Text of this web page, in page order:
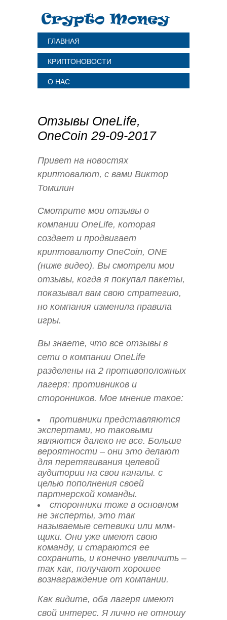
ГЛАВНАЯ
КРИПТОНОВОСТИ
О НАС
Отзывы OneLife,
OneCoin 29-09-2017
Привет на новостях
криптовалют, с вами Виктор
Томилин
Смотрите мои отзывы о
компании OneLife, которая
создает и продвигает
криптовалюту OneCoin, ONE
(ниже видео). Вы смотрели мои
отзывы, когда я покупал пакеты,
показывал вам свою стратегию,
но компания изменила правила
игры.
Вы знаете, что все отзывы в
сети о компании OneLife
разделены на 2 противоположных
лагеря: противников и
сторонников. Мое мнение такое:
противники представляются
экспертами, но таковыми
являются далеко не все. Больше
вероятности – они это делают
для перетягивания целевой
аудитории на свои каналы. с
целью пополнения своей
партнерской команды.
сторонники тоже в основном
не эксперты, это так
называемые сетевики или млм-
щики. Они уже имеют свою
команду, и стараются ее
сохранить, и конечно увеличить –
так как, получают хорошее
вознаграждение от компании.
Как видите, оба лагеря имеют
свой интерес. Я лично не отношу